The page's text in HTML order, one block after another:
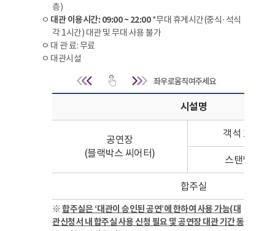
층)
ㅇ 대관 이용시간: 09:00 ~ 22:00*무대 휴게시간(중식·석식
각 1시간) 대관 및 무대 사용 불가
ㅇ 대 관 료: 무료
ㅇ 대관시설
CKL스테이지 개요 | 대관시설 | 시
시설명
공연장
(블랙박스 씨어터)
객석 190석(
스탠딩 최대
합주실
※ 합주실은 ‘대관이 승인된 공연’에 한하여 사용 가능(대
관신청서 내 합주실 사용 신청 필요 및 공연장 대관 기간 동